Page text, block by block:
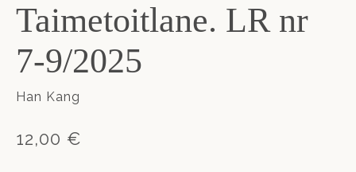
Taimetoitlane. LR nr
7-9/2025
Han Kang
12,00 €